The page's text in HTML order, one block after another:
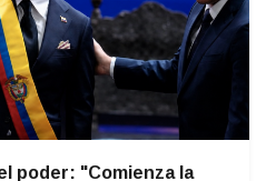
poder: "Comienza la